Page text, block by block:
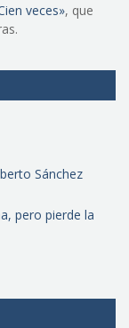
veces», que
Sánchez
pero pierde la